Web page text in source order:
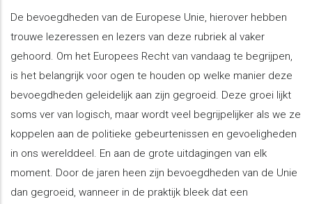
De bevoegdheden van de Europese Unie, hierover hebben
trouwe lezeressen en lezers van deze rubriek al vaker
gehoord. Om het Europees Recht van vandaag te begrijpen,
is het belangrijk voor ogen te houden op welke manier deze
bevoegdheden geleidelijk aan zijn gegroeid. Deze groei lijkt
soms ver van logisch, maar wordt veel begrijpelijker als we ze
koppelen aan de politieke gebeurtenissen en gevoeligheden
in ons werelddeel. En aan de grote uitdagingen van elk
moment. Door de jaren heen zijn bevoegdheden van de Unie
dan gegroeid, wanneer in de praktijk bleek dat een